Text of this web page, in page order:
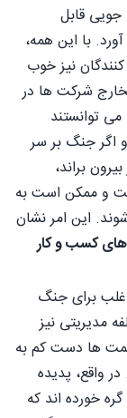
قابل
با این همه،
نیز خوب
شرکت ها در
توانستند
اگر جنگ بر سر
براند،
و ممکن است به
این امر نشان
های کسب و کار
اغلب برای جنگ
مدیریتی نیز
ها دست کم به
واقع، پدیده
خورده اند که